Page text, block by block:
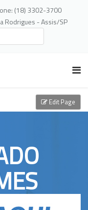
(18) 3302-3700
Rodrigues - Assis/SP
Edit Page